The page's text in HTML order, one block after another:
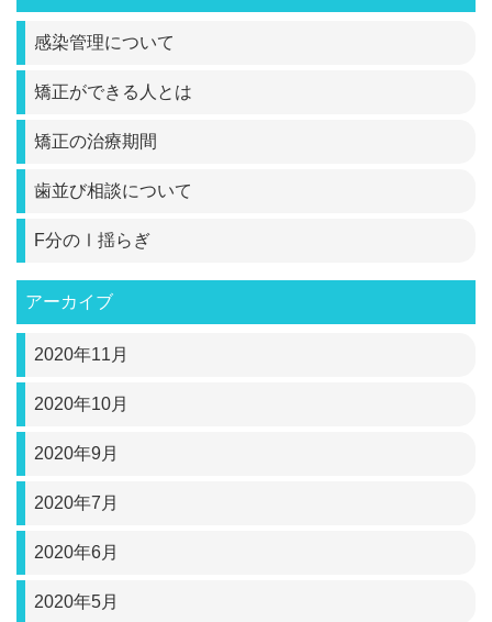
感染管理について
矯正ができる人とは
矯正の治療期間
歯並び相談について
F分のⅠ揺らぎ
アーカイブ
2020年11月
2020年10月
2020年9月
2020年7月
2020年6月
2020年5月